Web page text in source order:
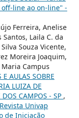
line ao on-line" -
Ferreira, Anelise
Laila C. da
Souza Vicente,
Moreira Joaquim,
Campus
AULAS SOBRE
LUIZA DE
CAMPOS - SP ,
Univap
de Iniciação